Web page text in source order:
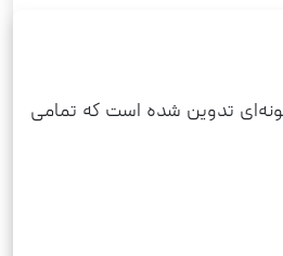
گونه‌ای تدوین شده است که تمامی